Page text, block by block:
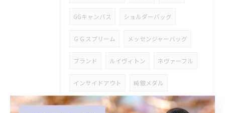
GGキャンバス ショルダーバッグ
ＧＧスプリーム メッセンジャーバッグ
ブランド ルイヴィトン ネヴァーフル
インサイドアウト 純銀メダル
フェンディ時計